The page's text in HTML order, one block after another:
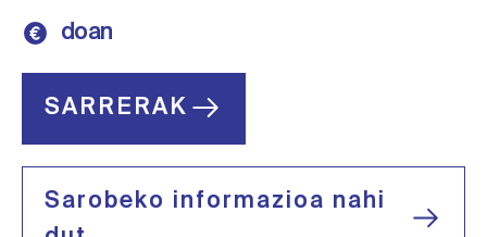
doan
SARRERAK
Sarobeko informazioa nahi